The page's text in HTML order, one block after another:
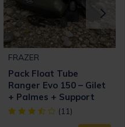
Rating
FRAZER
Pack Float Tube
Ranger Evo 150 – Gilet
+ Palmes + Support
Sonde Offerts
[object Object] out of 5
(11)